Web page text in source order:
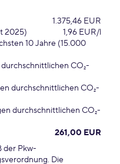
1.375,46 EUR
2025)
1,96 EUR/l
10 Jahre (15.000
CO₂-
durchschnittlichen CO₂-
durchschnittlichen CO₂-
261,00 EUR
der Pkw-
Die